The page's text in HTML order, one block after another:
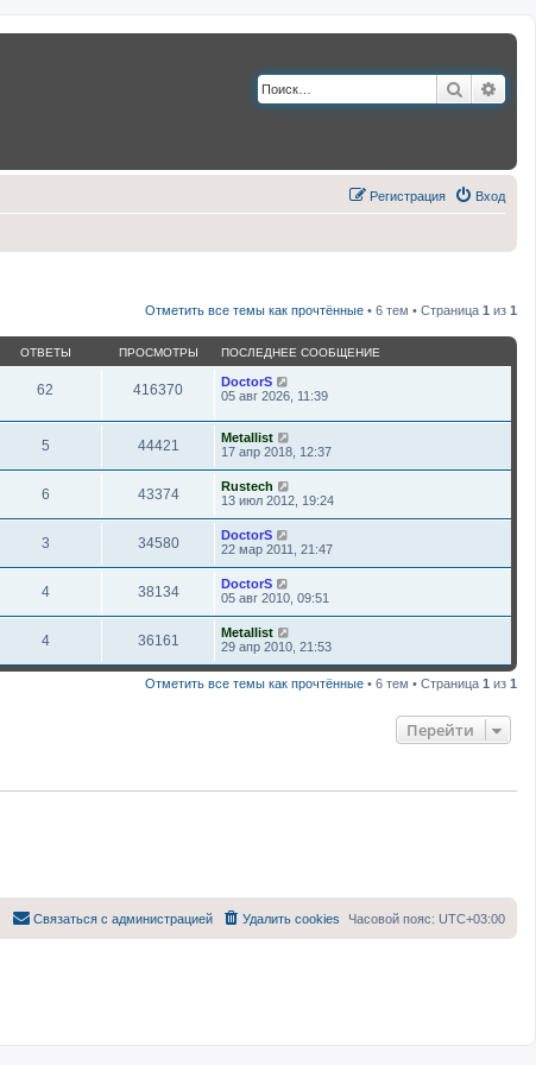
Поиск
Вход
Регистрация
Отметить все темы как прочтённые • 6 тем • Страница 1 из 1
ОТВЕТЫ ПРОСМОТРЫ ПОСЛЕДНЕЕ СООБЩЕНИЕ
62 416370
DoctorS
05 авг 2026, 11:39
5 44421
Metallist
17 апр 2018, 12:37
6 43374
Rustech
13 июл 2012, 19:24
3 34580
DoctorS
22 мар 2011, 21:47
4 38134
DoctorS
05 авг 2010, 09:51
4 36161
Metallist
29 апр 2010, 21:53
Отметить все темы как прочтённые • 6 тем • Страница 1 из 1
Перейти
Часовой пояс: UTC+03:00
Удалить cookies
Связаться с администрацией